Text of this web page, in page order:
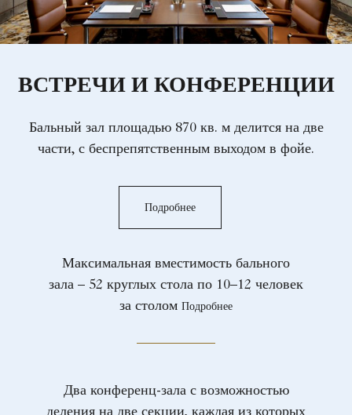
ВСТРЕЧИ И КОНФЕРЕНЦИИ
Бальный зал площадью 870 кв. м делится на две
части, с беспрепятственным выходом в фойе.
Подробнее
Максимальная вместимость бального
зала – 52 круглых стола по 10–12 человек
за столом Подробнее
Два конференц-зала с возможностью